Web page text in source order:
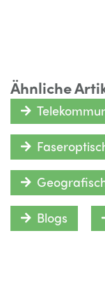
Ähnliche
Blogs